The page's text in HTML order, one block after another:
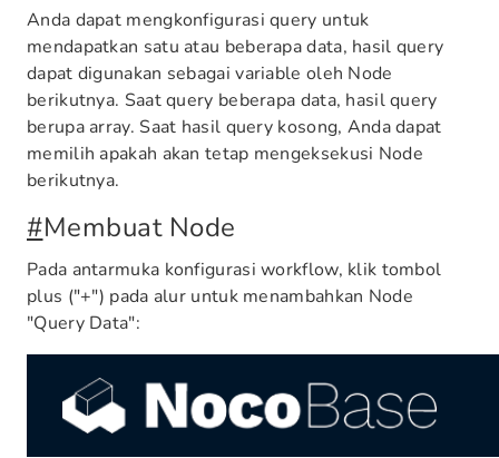
Anda dapat mengkonfigurasi query untuk
mendapatkan satu atau beberapa data, hasil query
dapat digunakan sebagai variable oleh Node
berikutnya. Saat query beberapa data, hasil query
berupa array. Saat hasil query kosong, Anda dapat
memilih apakah akan tetap mengeksekusi Node
berikutnya.
#Membuat Node
Pada antarmuka konfigurasi workflow, klik tombol
plus ("+") pada alur untuk menambahkan Node
"Query Data":